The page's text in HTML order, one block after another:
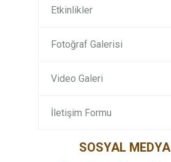
Etkinlikler
Fotoğraf Galerisi
Video Galeri
İletişim Formu
SOSYAL MEDYA